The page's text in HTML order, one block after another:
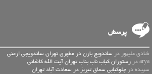
پرسش
شادی علیپور در ساندویچ بارن در مطهری تهران ساندویچی ارمنی
arya در
رستوران کباب ناب بناب تهران آیت الله کاشانی
سپیده در چلوکبابی سماق تبریز در سعادت آباد تهران